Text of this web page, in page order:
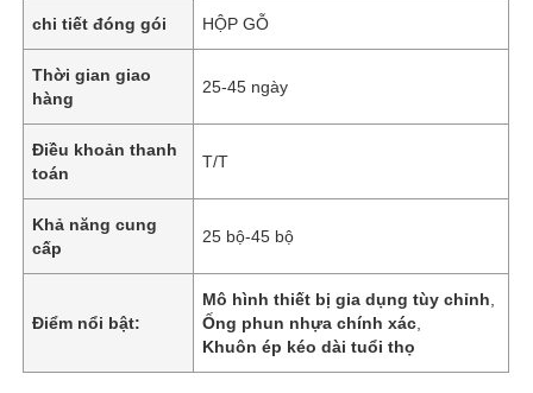
chi tiết đóng gói HỘP GỖ
Thời gian giao
hàng
25-45 ngày
Điều khoản thanh
toán
T/T
Khả năng cung
cấp
25 bộ-45 bộ
Điểm nổi bật:
Mô hình thiết bị gia dụng tùy chỉnh
Ống phun nhựa chính xác
Khuôn ép kéo dài tuổi thọ